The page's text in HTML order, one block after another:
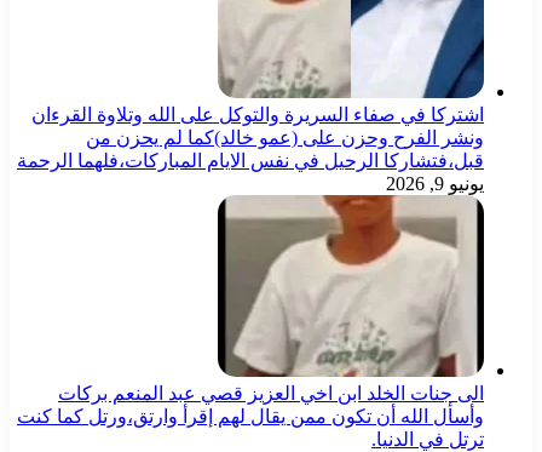
اشتركا في صفاء السريرة والتوكل على الله وتلاوة القرءان
ونشر الفرح وحزن على (عمو خالد)كما لم يحزن من
قبل،فتشاركا الرحيل في نفس الايام المباركات،فلهما الرحمة
الى جنات الخلد ابن اخي العزيز قصي عبد المنعم بركات
وأسأل الله أن تكون ممن يقال لهم إقرأ وارتق،ورتل كما كنت
ترتل في الدنيا.